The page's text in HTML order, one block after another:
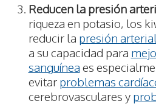
Reducen la presión
riqueza en potasio, los
reducir la presión
a su capacidad para
sanguínea es
evitar problemas
cerebrovasculares y